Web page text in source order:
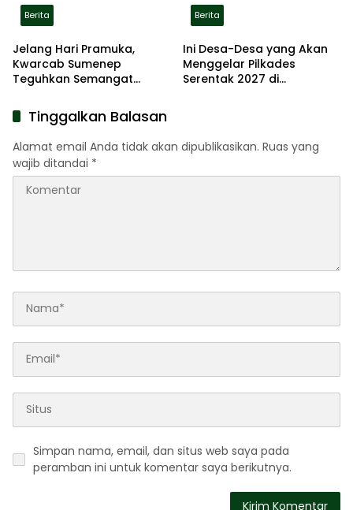
Berita
Jelang Hari Pramuka,
Kwarcab Sumenep
Teguhkan Semangat
Pahlawan
Berita
Ini Desa-Desa yang Akan
Menggelar Pilkades
Serentak 2027 di
Tinggalkan Balasan
Alamat email Anda tidak akan dipublikasikan. Ruas yang
wajib ditandai *
Simpan nama, email, dan situs web saya pada
peramban ini untuk komentar saya berikutnya.